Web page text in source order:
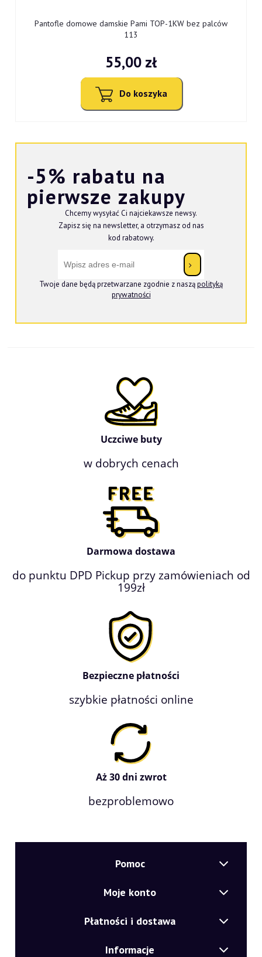
Pantofle domowe damskie Pami TOP-1KW bez palców
113
55,00 zł
Do koszyka
-5% rabatu na
pierwsze zakupy
Chcemy wysyłać Ci najciekawsze newsy.
Zapisz się na newsletter, a otrzymasz od nas
kod rabatowy.
Twoje dane będą przetwarzane zgodnie z nasząpolityką
prywatności
Uczciwe buty
w dobrych cenach
Darmowa dostawa
do punktu DPD Pickup przy zamówieniach od
199zł
Bezpieczne płatności
szybkie płatności online
Aż 30 dni zwrot
bezproblemowo
Pomoc
Moje konto
Płatności i dostawa
Informacje